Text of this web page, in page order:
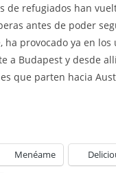
de refugiados han
antes de poder
provocado ya en los
a Budapest y desde
que parten hacia
Menéame